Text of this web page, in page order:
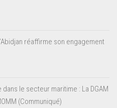
réaffirme son engagement
le secteur maritime : La DGAM
(Communiqué)